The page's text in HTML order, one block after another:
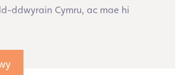
ddwyrain Cymru, ac mae hi